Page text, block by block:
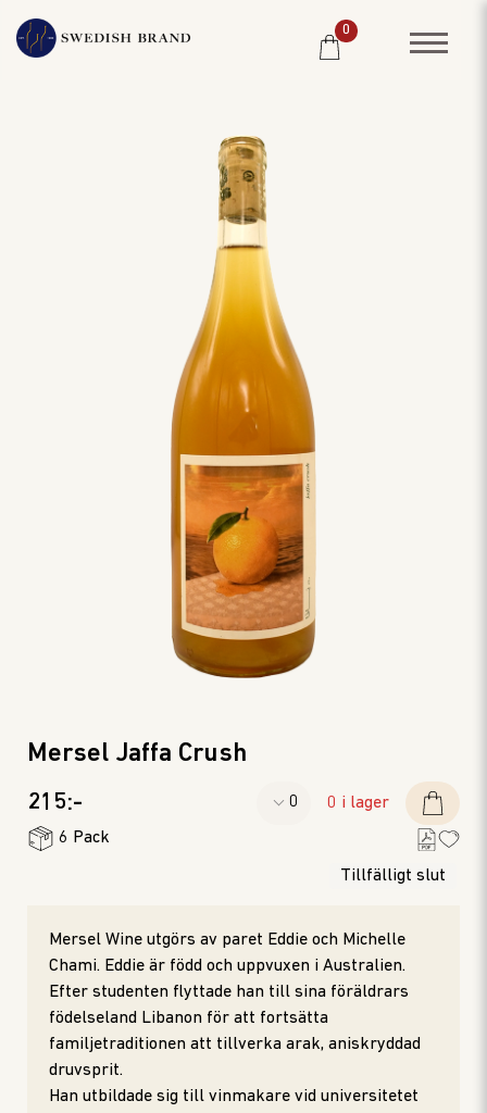
KUNDPORTRÄTT
0
Mersel Jaffa Crush
215:-
6 Pack
0 i lager
Tillfälligt slut
Mersel Wine utgörs av paret Eddie och Michelle
Chami. Eddie är född och uppvuxen i Australien.
Efter studenten flyttade han till sina föräldrars
födelseland Libanon för att fortsätta
familjetraditionen att tillverka arak, aniskryddad
druvsprit.
Han utbildade sig till vinmakare vid universitetet